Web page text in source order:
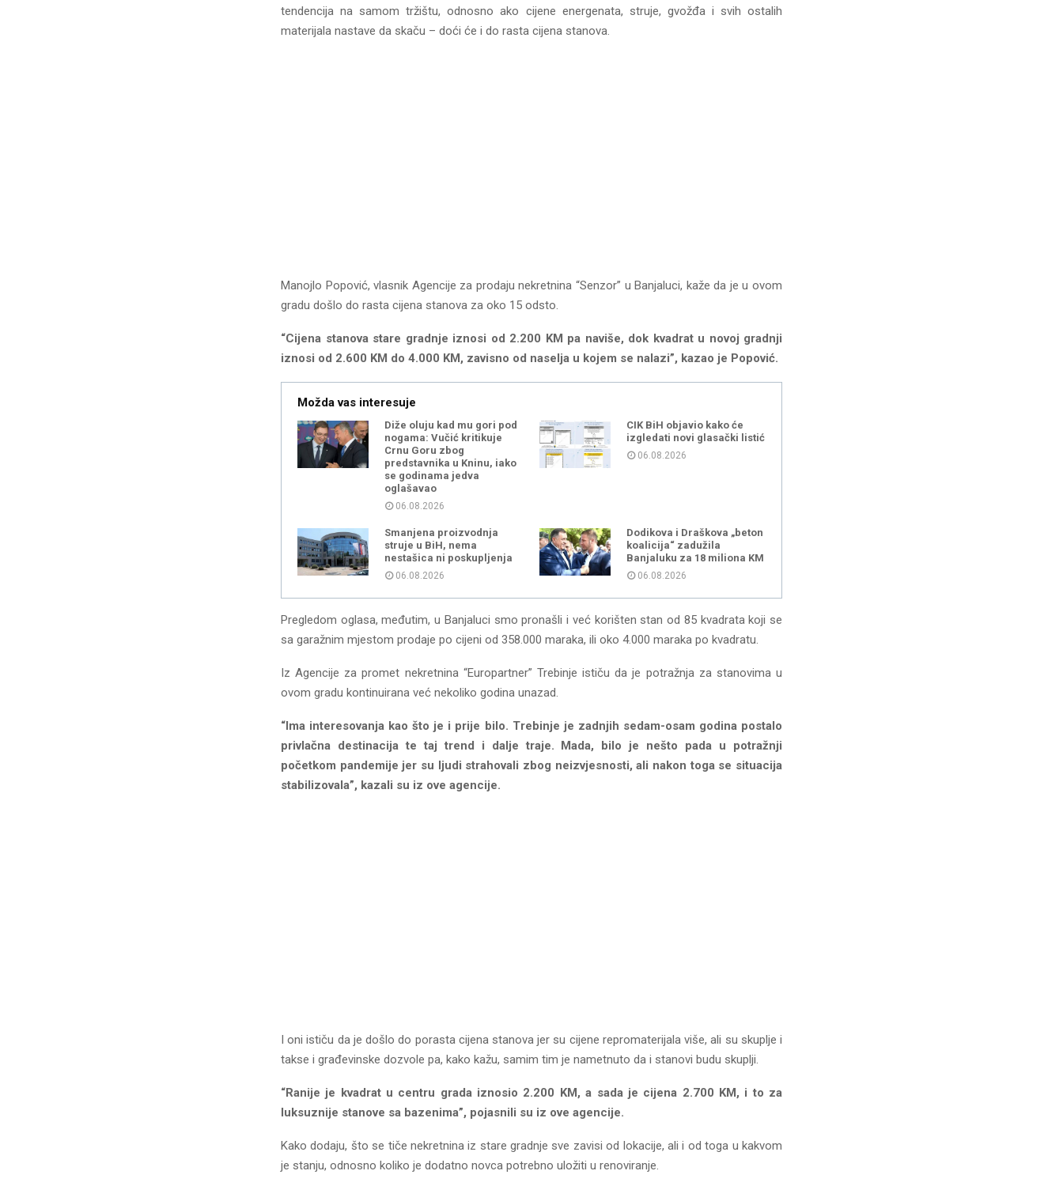
tendencija na samom tržištu, odnosno ako cijene energenata, struje, gvožđa i svih ostalih
materijala nastave da skaču – doći će i do rasta cijena stanova.
Manojlo Popović, vlasnik Agencije za prodaju nekretnina “Senzor” u Banjaluci, kaže da je u ovom
gradu došlo do rasta cijena stanova za oko 15 odsto.
“Cijena stanova stare gradnje iznosi od 2.200 KM pa naviše, dok kvadrat u novoj gradnji
iznosi od 2.600 KM do 4.000 KM, zavisno od naselja u kojem se nalazi”, kazao je Popović.
Možda vas interesuje
Diže oluju kad mu gori pod
nogama: Vučić kritikuje
Crnu Goru zbog
predstavnika u Kninu, iako
se godinama jedva
oglašavao
06.08.2026
CIK BiH objavio kako će
izgledati novi glasački listić
06.08.2026
Smanjena proizvodnja
struje u BiH, nema
nestašica ni poskupljenja
06.08.2026
Dodikova i Draškova „beton
koalicija“ zadužila
Banjaluku za 18 miliona KM
06.08.2026
Pregledom oglasa, međutim, u Banjaluci smo pronašli i već korišten stan od 85 kvadrata koji se
sa garažnim mjestom prodaje po cijeni od 358.000 maraka, ili oko 4.000 maraka po kvadratu.
Iz Agencije za promet nekretnina “Europartner” Trebinje ističu da je potražnja za stanovima u
ovom gradu kontinuirana već nekoliko godina unazad.
“Ima interesovanja kao što je i prije bilo. Trebinje je zadnjih sedam-osam godina postalo
privlačna destinacija te taj trend i dalje traje. Mada, bilo je nešto pada u potražnji
početkom pandemije jer su ljudi strahovali zbog neizvjesnosti, ali nakon toga se situacija
stabilizovala”, kazali su iz ove agencije.
I oni ističu da je došlo do porasta cijena stanova jer su cijene repromaterijala više, ali su skuplje i
takse i građevinske dozvole pa, kako kažu, samim tim je nametnuto da i stanovi budu skuplji.
“Ranije je kvadrat u centru grada iznosio 2.200 KM, a sada je cijena 2.700 KM, i to za
luksuznije stanove sa bazenima”, pojasnili su iz ove agencije.
Kako dodaju, što se tiče nekretnina iz stare gradnje sve zavisi od lokacije, ali i od toga u kakvom
je stanju, odnosno koliko je dodatno novca potrebno uložiti u renoviranje.